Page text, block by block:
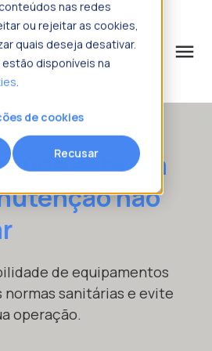
nas redes
ou rejeitar as cookies,
quais deseja desativar.
disponíveis na
.
de cookies
Recusar
menu
está em
não
de equipamentos
normas sanitárias e evite
operação.